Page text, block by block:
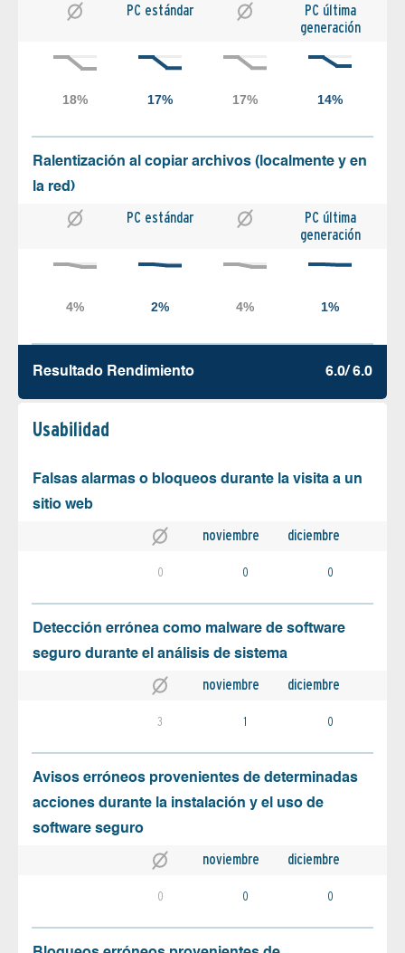
PC estándar
PC última
generación
Ralentización al copiar archivos (localmente y en
la red)
PC estándar
PC última
generación
Resultado Rendimiento 6.0/ 6.0
Usabilidad
Falsas alarmas o bloqueos durante la visita a un
sitio web
noviembre diciembre
0 0 0
Detección errónea como malware de software
seguro durante el análisis de sistema
noviembre diciembre
3 1 0
Avisos erróneos provenientes de determinadas
acciones durante la instalación y el uso de
software seguro
noviembre diciembre
0 0 0